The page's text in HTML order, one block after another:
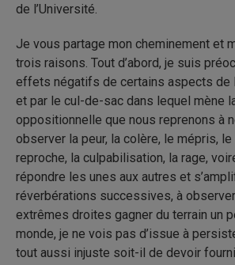
de l’Université.
Je vous partage mon cheminement et
trois raisons. Tout d’abord, je suis
effets négatifs de certains aspects de
et par le cul-de-sac dans lequel mène
oppositionnelle que nous reprenons à
observer la peur, la colère, le mépris,
reproche, la culpabilisation, la rage,
répondre les unes aux autres et
réverbérations successives, à
extrêmes droites gagner du terrain un
monde, je ne vois pas d’issue à
tout aussi injuste soit-il de devoir